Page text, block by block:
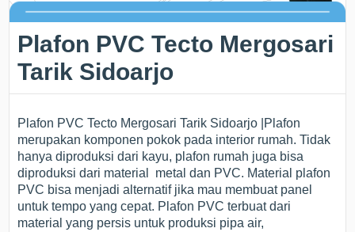
Plafon PVC Tecto Mergosari
Tarik Sidoarjo
Plafon PVC Tecto Mergosari Tarik Sidoarjo |Plafon
merupakan komponen pokok pada interior rumah. Tidak
hanya diproduksi dari kayu, plafon rumah juga bisa
diproduksi dari material metal dan PVC. Material plafon
PVC bisa menjadi alternatif jika mau membuat panel
untuk tempo yang cepat. Plafon PVC terbuat dari
material yang persis untuk produksi pipa air,